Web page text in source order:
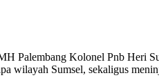
Palembang Kolonel Pnb Heri
wilayah Sumsel, sekaligus